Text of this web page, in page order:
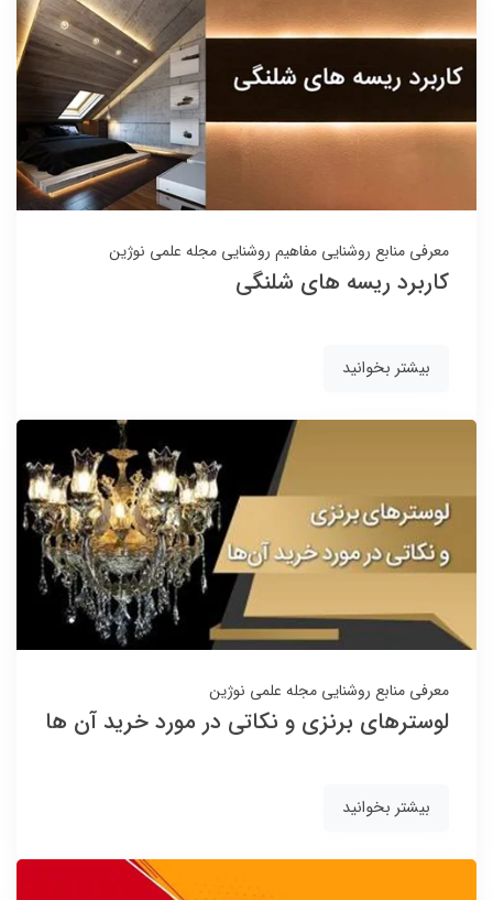
معرفی منابع روشنایی مفاهیم روشنایی مجله علمی نوژین
کاربرد ریسه های شلنگی
بیشتر بخوانید
معرفی منابع روشنایی مجله علمی نوژین
لوسترهای برنزی و نکاتی در مورد خرید آن ها
بیشتر بخوانید